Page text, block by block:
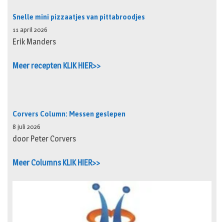
Snelle mini pizzaatjes van pittabroodjes
11 april 2026
Erik Manders
Meer recepten KLIK HIER>>
Corvers Column: Messen geslepen
8 juli 2026
door Peter Corvers
Meer Columns KLIK HIER>>